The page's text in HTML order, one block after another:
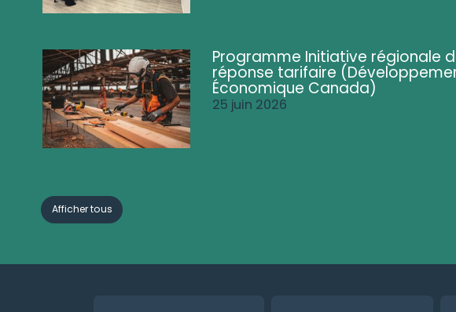
Programme Initiative régionale
réponse tarifaire
Économique Canada)
25 juin 2026
Afficher tous